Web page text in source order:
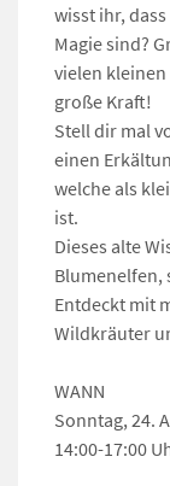
wisst ihr,
Magie sind?
vielen
große Kraft!
Stell dir mal
einen
welche als
ist.
Dieses alte
Blumenelfen,
Entdeckt mit
Wildkräuter
WANN
Sonntag, 24.
14:00-17:00